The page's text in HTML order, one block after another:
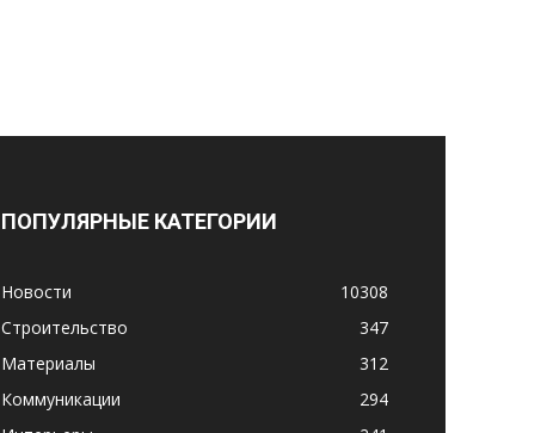
ПОПУЛЯРНЫЕ КАТЕГОРИИ
Новости
10308
Строительство
347
Материалы
312
Коммуникации
294